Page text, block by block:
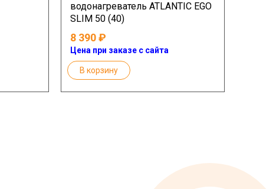
водонагреватель ATLANTIC EGO
SLIM 50 (40)
8 390
Цена при заказе с сайта
В корзину